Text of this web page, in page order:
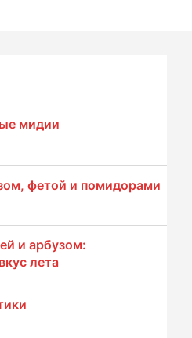
мидии
фетой и помидорами
и арбузом:
лета